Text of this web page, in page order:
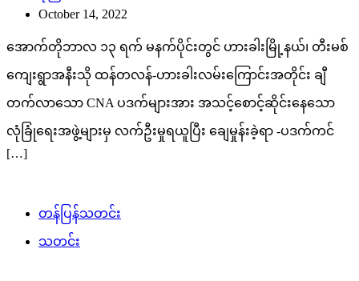
October 14, 2022
အောက်တိုဘာလ ၁၃ ရက် မနက်ပိုင်းတွင် ဟားခါးမြို့နယ်၊ တီးမစ်
ကျေးရွာအနီးသို ထန်တလန်-ဟားခါးလမ်းကြောင်းအတိုင်း ချီ
တက်လာသော CNA ပဒက်များအား အသင့်စောင့်ဆိုင်းနေသော
လုံခြုံရေးအဖွဲ့များမှ လက်ဦးမှုရယူပြီး ချေမှုန်းခဲ့ရာ -ပဒက်ကင်
[…]
တန်ပြန်သတင်း
သတင်း